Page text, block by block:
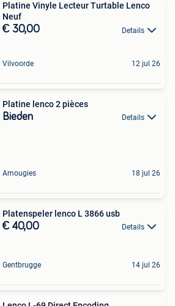
Platine Vinyle Lecteur Turtable Lenco
Neuf
€ 30,00 Details
Vilvoorde 12 jul 26
Platine lenco 2 pièces
Bieden Details
Amougies 18 jul 26
Platenspeler lenco L 3866 usb
€ 40,00 Details
Gentbrugge 14 jul 26